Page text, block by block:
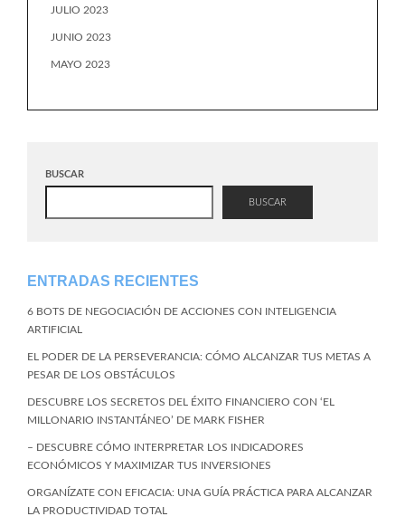
JULIO 2023
JUNIO 2023
MAYO 2023
BUSCAR
BUSCAR
ENTRADAS RECIENTES
6 BOTS DE NEGOCIACIÓN DE ACCIONES CON INTELIGENCIA
ARTIFICIAL
EL PODER DE LA PERSEVERANCIA: CÓMO ALCANZAR TUS METAS A
PESAR DE LOS OBSTÁCULOS
DESCUBRE LOS SECRETOS DEL ÉXITO FINANCIERO CON ‘EL
MILLONARIO INSTANTÁNEO’ DE MARK FISHER
– DESCUBRE CÓMO INTERPRETAR LOS INDICADORES
ECONÓMICOS Y MAXIMIZAR TUS INVERSIONES
ORGANÍZATE CON EFICACIA: UNA GUÍA PRÁCTICA PARA ALCANZAR
LA PRODUCTIVIDAD TOTAL